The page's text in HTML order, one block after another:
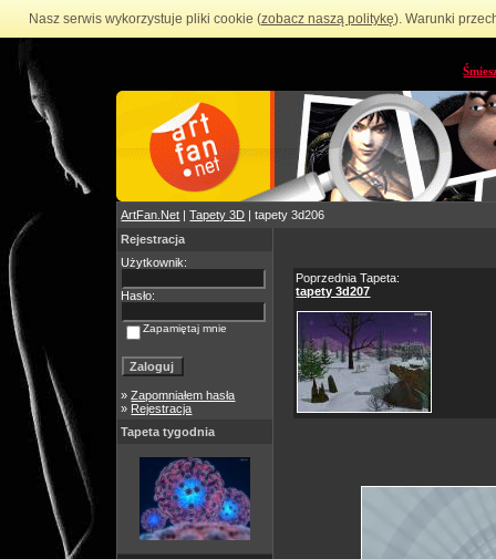
Nasz serwis wykorzystuje pliki cookie (zobacz naszą politykę). Warunki
ArtFan.Net |Tapety 3D | tapety 3d206
Rejestracja
Użytkownik:
Hasło:
Zapamiętaj mnie
»Zapomniałem hasła
» Rejestracja
Tapeta tygodnia
Poprzednia Tapeta:
tapety 3d207